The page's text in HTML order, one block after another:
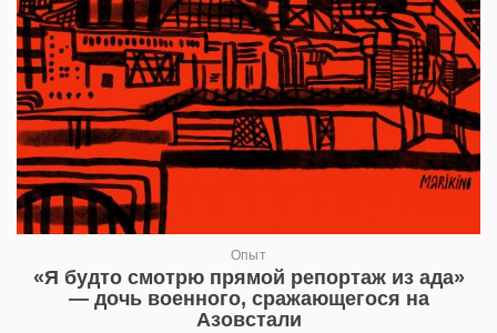
Опыт
«Я будто смотрю прямой репортаж из ада»
— дочь военного, сражающегося на
Азовстали